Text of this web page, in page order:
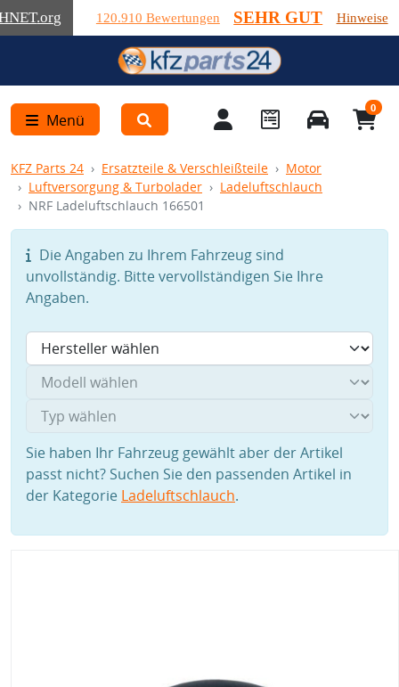
.org 120.910 Bewertungen SEHR GUT Hinweise
Menü
0
KFZ Parts 24 Ersatzteile & Verschleißteile
Motor
Luftversorgung & Turbolader
Ladeluftschlauch
NRF Ladeluftschlauch 166501
Die Angaben zu Ihrem Fahrzeug sind
unvollständig. Bitte vervollständigen Sie Ihre
Angaben.
Sie haben Ihr Fahrzeug gewählt aber der Artikel
passt nicht? Suchen Sie den passenden Artikel in
der Kategorie Ladeluftschlauch.